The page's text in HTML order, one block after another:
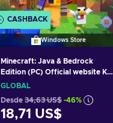
CASHBACK
Windows Store
Minecraft: Java & Bedrock
Edition (PC) Official website Key
GLOBAL
GLOBAL
Desde 34,63 US$ -46%
18,71 US$